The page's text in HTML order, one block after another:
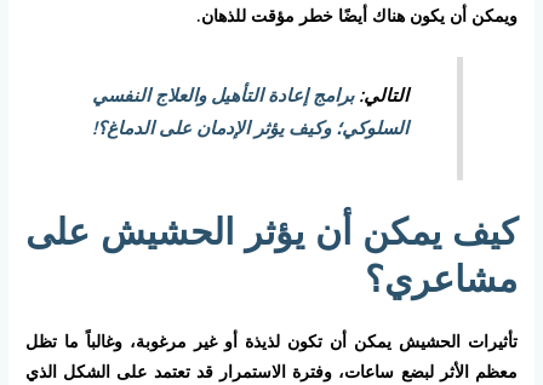
ويمكن أن يكون هناك أيضًا خطر مؤقت للذهان.
التالي:برامج إعادة التأهيل والعلاج النفسي
السلوكي؛ وكيف يؤثر الإدمان على الدماغ؟!
كيف يمكن أن يؤثر الحشيش على
مشاعري؟
تأثيرات الحشيش يمكن أن تكون لذيذة أو غير مرغوبة، وغالباً ما تظل
معظم الأثر لبضع ساعات، وفترة الاستمرار قد تعتمد على الشكل الذي